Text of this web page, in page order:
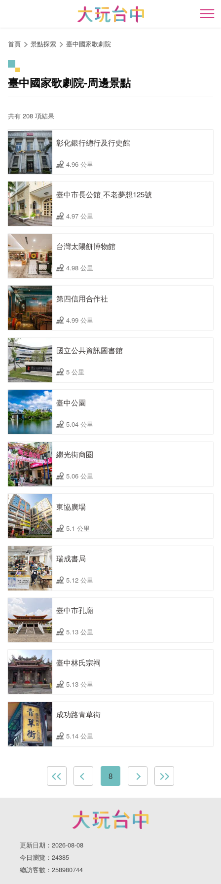
開
首頁 景點探索 臺中國家歌劇院
臺中國家歌劇院-周邊景點
共有 208 項結果
彰化銀行總行及行史館
4.96 公里
臺中市長公館ˍ不老夢想125號
4.97 公里
台灣太陽餅博物館
4.98 公里
第四信用合作社
4.99 公里
國立公共資訊圖書館
5 公里
臺中公園
5.04 公里
繼光街商圈
5.06 公里
東協廣場
5.1 公里
瑞成書局
5.12 公里
臺中市孔廟
5.13 公里
臺中林氏宗祠
5.13 公里
成功路青草街
5.14 公里
8
更新日期：2026-08-08
今日瀏覽：24385
總訪客數：258980744